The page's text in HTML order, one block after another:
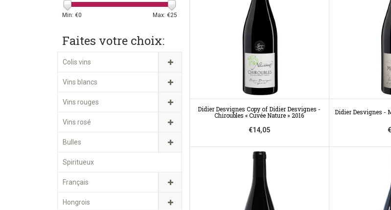
Min: €0 Max: €25
Faites votre choix:
Colis vins
Vins blancs
Vins rouges
Vins rosé
Bulles
Spiritueux
Français
Hongrois
Didier Desvignes Copy of Didier Desvignes -
Chiroubles « Cuvée Nature » 2016
€14,05
Didier Desvignes -